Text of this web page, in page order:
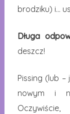
brodziku) i…
Długa
deszcz!
Pissing (lub
nowym i